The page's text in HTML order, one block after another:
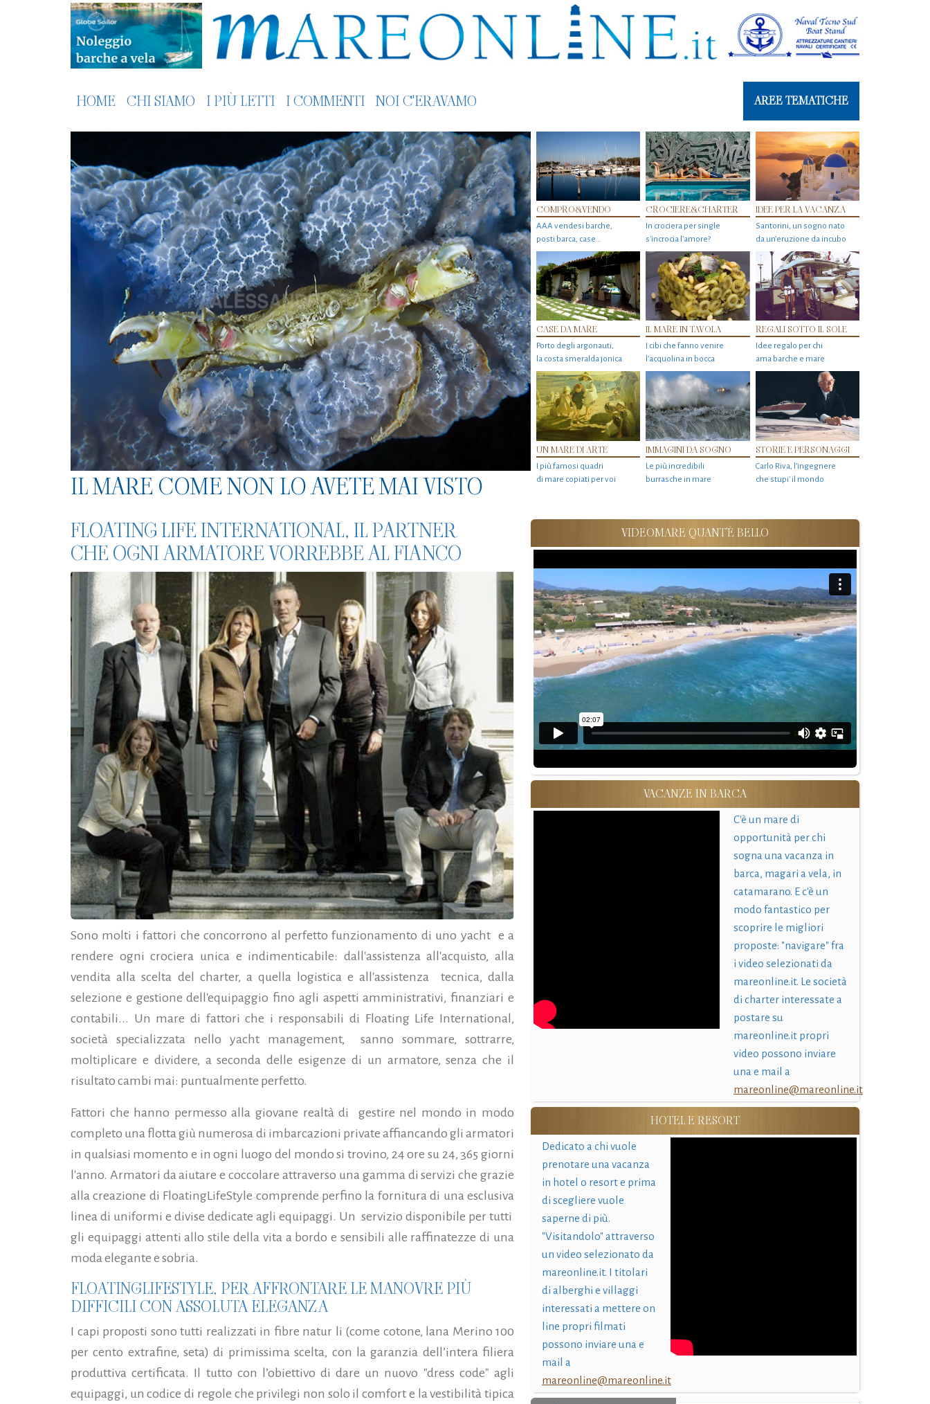
HOME CHI SIAMO I PIÙ LETTI I COMMENTI NOI C'ERAVAMO AREE TEMATICHE
IL MARE COME NON LO AVETE MAI VISTO
COMPRO&VENDO
AAA vendesi barche,
posti barca, case…
CROCIERE&CHARTER
In crociera per single
s'incrocia l’amore?
IDEE PER LA VACANZA
Santorini, un sogno nato
da un’eruzione da incubo
CASE DA MARE
Porto degli argonauti,
la costa smeralda jonica
IL MARE IN TAVOLA
I cibi che fanno venire
l’acquolina in bocca
REGALI SOTTO IL SOLE
Idee regalo per chi
ama barche e mare
UN MARE DI ARTE
I più famosi quadri
di mare copiati per voi
IMMAGINI DA SOGNO
Le più incredibili
burrasche in mare
STORIE E PERSONAGGI
Carlo Riva, l’ingegnere
che stupi' il mondo
FLOATING LIFE INTERNATIONAL, IL PARTNER
CHE OGNI ARMATORE VORREBBE AL FIANCO
Sono molti i fattori che concorrono al perfetto funzionamento di uno yacht e a
rendere ogni crociera unica e indimenticabile: dall'assistenza all'acquisto, alla
vendita alla scelta del charter, a quella logistica e all'assistenza tecnica, dalla
selezione e gestione dell'equipaggio fino agli aspetti amministrativi, finanziari e
contabili... Un mare di fattori che i responsabili di Floating Life International,
società specializzata nello yacht management, sanno sommare, sottrarre,
moltiplicare e dividere, a seconda delle esigenze di un armatore, senza che il
risultato cambi mai: puntualmente perfetto.
Fattori che hanno permesso alla giovane realtà di gestire nel mondo in modo
completo una flotta giù numerosa di imbarcazioni private affiancando gli armatori
in qualsiasi momento e in ogni luogo del mondo si trovino, 24 ore su 24, 365 giorni
l'anno. Armatori da aiutare e coccolare attraverso una gamma di servizi che grazie
alla creazione di FloatingLifeStyle comprende perfino la fornitura di una esclusiva
linea di uniformi e divise dedicate agli equipaggi. Un servizio disponibile per tutti
gli equipaggi attenti allo stile della vita a bordo e sensibili alle raffinatezze di una
moda elegante e sobria.
FLOATINGLIFESTYLE, PER AFFRONTARE LE MANOVRE PIÙ
DIFFICILI CON ASSOLUTA ELEGANZA
I capi proposti sono tutti realizzati in fibre natur li (come cotone, lana Merino 100
per cento extrafine, seta) di primissima scelta, con la garanzia dell’intera filiera
produttiva certificata. Il tutto con l’obiettivo di dare un nuovo "dress code" agli
equipaggi, un codice di regole che privilegi non solo il comfort e la vestibilità tipica
VIDEOMARE QUANT'È BELLO
VACANZE IN BARCA
C'è un mare di
opportunità per chi
sogna una vacanza in
barca, magari a vela, in
catamarano. E c'è un
modo fantastico per
scoprire le migliori
proposte: "navigare" fra
i video selezionati da
mareonline.it. Le società
di charter interessate a
postare su
mareonline.it propri
video possono inviare
una e mail a
mareonline@mareonline.it
HOTEL E RESORT
Dedicato a chi vuole
prenotare una vacanza
in hotel o resort e prima
di scegliere vuole
saperne di più.
"Visitandolo" attraverso
un video selezionato da
mareonline.it. I titolari
di alberghi e villaggi
interessati a mettere on
line propri filmati
possono inviare una e
mail a
mareonline@mareonline.it